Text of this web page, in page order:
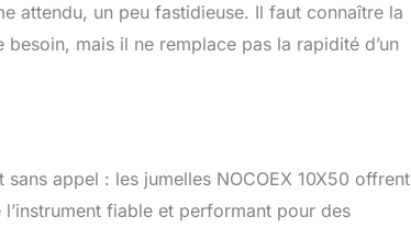
attendu, un peu fastidieuse. Il faut connaître la
mais il ne remplace pas la rapidité d’un
appel : les jumelles NOCOEX 10X50 offrent
fiable et performant pour des